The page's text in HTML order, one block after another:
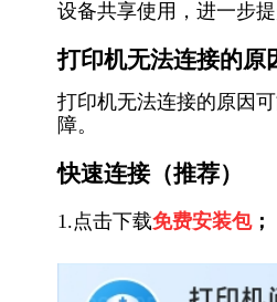
设备共享使用，进一步提
打印机无法连接的原
打印机无法连接的原因
障。
快速连接（推荐）
1.点击下载免费安装包；